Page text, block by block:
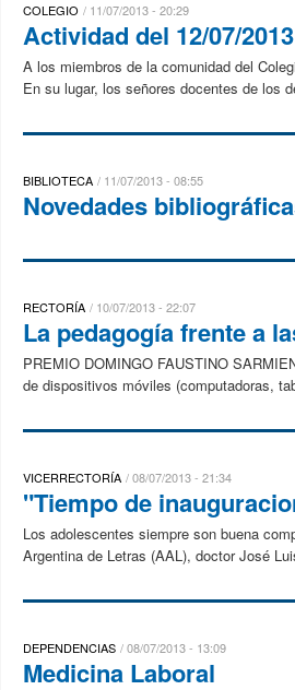
COLEGIO 11/07/2013 - 20:29
Actividad del 12/07/2013
A los miembros de la comunidad del
En su lugar, los señores docentes de los
BIBLIOTECA 11/07/2013 - 08:55
Novedades
RECTORÍA 10/07/2013 - 22:07
La pedagogía frente a
PREMIO DOMINGO FAUSTINO
de dispositivos móviles (computadoras,
VICERRECTORÍA 08/07/2013 - 21:34
"Tiempo de
Los adolescentes siempre son buena
Argentina de Letras (AAL), doctor José
DEPENDENCIAS 08/07/2013 - 13:09
Medicina Laboral